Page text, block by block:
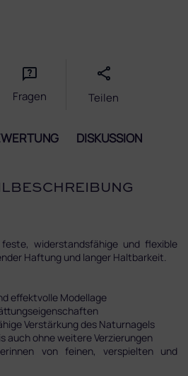
Fragen Teilen
DISKUSSION
widerstandsfähige und flexible
Haftung und langer Haltbarkeit.
effektvolle Modellage
Verstärkung des Naturnagels
auch ohne weitere Verzierungen
von feinen, verspielten und